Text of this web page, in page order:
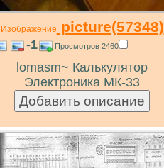
Изображение picture(57348)
-1 Просмотров 2460
lomasm~ Калькулятор
Электроника МК-33